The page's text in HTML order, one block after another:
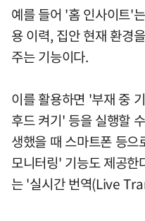
예를 들어 '홈 인사이트'
용 이력, 집안 현재 환경
주는 기능이다.
이를 활용하면 '부재 중
후드 켜기' 등을 실행할
생했을 때 스마트폰 등
모니터링' 기능도 제공한
는 '실시간 번역(Live